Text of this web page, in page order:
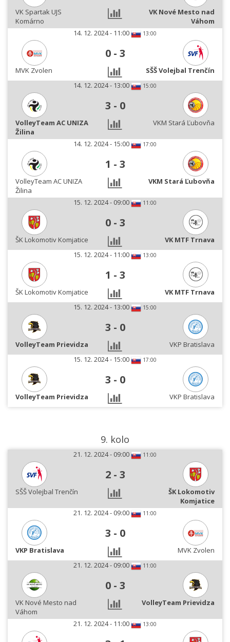
VK Spartak UJS
Komárno
VK Nové Mesto nad
Váhom
14. 12. 2024 - 11:00
13:00
0 - 3
MVK Zvolen
SŠŠ Volejbal Trenčín
14. 12. 2024 - 13:00
15:00
3 - 0
VolleyTeam AC UNIZA
Žilina
VKM Stará Ľubovňa
14. 12. 2024 - 15:00 17:00
1 - 3
VolleyTeam AC UNIZA
Žilina
VKM Stará Ľubovňa
15. 12. 2024 - 09:00 11:00
0 - 3
ŠK Lokomotiv Komjatice
VK MTF Trnava
15. 12. 2024 - 11:00
13:00
1 - 3
ŠK Lokomotiv Komjatice
VK MTF Trnava
15. 12. 2024 - 13:00
15:00
3 - 0
VolleyTeam Prievidza
VKP Bratislava
15. 12. 2024 - 15:00
17:00
3 - 0
VolleyTeam Prievidza VKP Bratislava
9. kolo
21. 12. 2024 - 09:00 11:00
2 - 3
SŠŠ Volejbal Trenčín
ŠK Lokomotiv
Komjatice
21. 12. 2024 - 09:00
11:00
3 - 0
VKP Bratislava
MVK Zvolen
21. 12. 2024 - 09:00
11:00
0 - 3
VK Nové Mesto nad
Váhom
VolleyTeam Prievidza
21. 12. 2024 - 11:00 13:00